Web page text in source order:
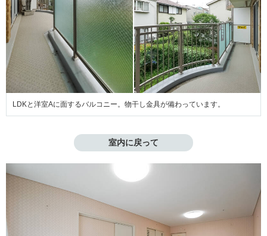
LDKと洋室Aに面するバルコニー。物干し金具が備わっています。
室内に戻って